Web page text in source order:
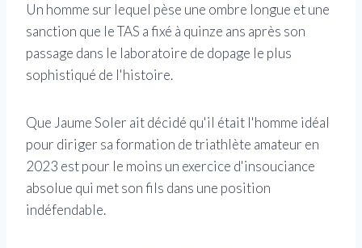
Un homme sur lequel pèse une ombre longue et une
sanction que le TAS a fixé à quinze ans après son
passage dans le laboratoire de dopage le plus
sophistiqué de l'histoire.
Que Jaume Soler ait décidé qu'il était l'homme idéal
pour diriger sa formation de triathlète amateur en
2023 est pour le moins un exercice d'insouciance
absolue qui met son fils dans une position
indéfendable.